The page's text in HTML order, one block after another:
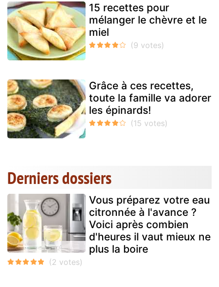
15 recettes pour
mélanger le chèvre et le
miel
Grâce à ces recettes,
toute la famille va adorer
les épinards!
Derniers dossiers
Vous préparez votre eau
citronnée à l'avance ?
Voici après combien
d'heures il vaut mieux ne
plus la boire